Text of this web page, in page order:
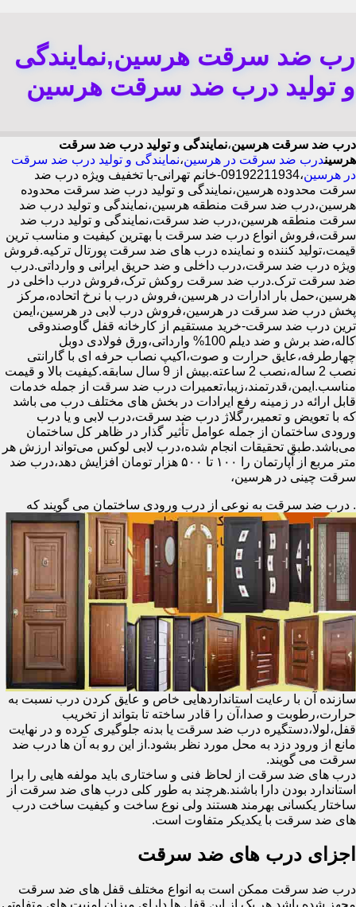
ضد سرقت هرسین,نمایندگی
و تولید درب ضد سرقت هرسین
درب ضد سرقت هرسین،نمایندگی و تولید درب ضد سرقت
هرسیندرب ضد سرقت در هرسین،نمایندگی و تولید درب ضد سرقت
در هرسین
،09192211934-خانم تهرانی-با تخفیف ویژه درب ضد
سرقت محدوده هرسین،نمایندگی و تولید درب ضد سرقت محدوده
هرسین،درب ضد سرقت منطقه هرسین،نمایندگی و تولید درب ضد
سرقت منطقه هرسین،درب ضد سرقت،نمایندگی و تولید درب ضد
سرقت،فروش انواع درب ضد سرقت با بهترین کیفیت و مناسب ترین
قیمت،تولید کننده و نماینده درب های ضد سرقت پورتال ترکیه.فروش
ویژه درب ضد سرقت،درب داخلی و ضد حریق ایرانی و وارداتی.درب
ضد سرقت ترک.درب ضد سرقت روکش ترک،فروش درب داخلی در
هرسین،حمل بار ادارات در هرسین،فروش درب با نرخ اتحاده،مرکز
پخش درب ضد سرقت در هرسین،فروش درب لابی در هرسین،ایمن
ترین درب ضد سرقت-خرید مستقیم از کارخانه قفل گاوصندوقی
کاله،ضد برش و ضد دیلم 100% وارداتی،ورق فولادی دوبل
چهارطرفه،عایق حرارت و صوت،اکیپ نصاب حرفه ای با گارانتی
نصب 2 ساله،نصب 2 ساعته.بیش از 9 سال سابقه.کیفیت بالا و قیمت
مناسب.ایمن،قدرتمند،زیبا،تعمیرات درب ضد سرقت از جمله خدمات
قابل ارائه در زمینه رفع ایرادات در بخش های مختلف درب می باشد
که با تعویض و تعمیر،رگلاژ درب ضد سرقت،درب لابی و یا درب
ورودی ساختمان از جمله عوامل تأثیر گذار در ظاهر کل ساختمان
می‌باشد.طبق تحقیقات انجام شده،درب لابی لوکس می‌تواند ارزش هر
متر مربع از آپارتمان را ۱۰۰ تا ۵۰۰ هزار تومان افزایش دهد،درب ضد
سرقت چینی در هرسین،
. درب ضد سرقت به نوعی از درب ورودی ساختمان می گویند که
سازنده آن با رعایت استانداردهایی خاص و عایق کردن درب نسبت به
حرارت،رطوبت و صدا،آن را قادر ساخته تا بتواند از تخریب
قفل،لولا،دستگیره درب ضد سرقت یا بدنه جلوگیری کرده و در نهایت
مانع از ورود دزد به محل مورد نظر بشود.از این رو به آن ها درب ضد
سرقت می گویند.
درب های ضد سرقت از لحاظ فنی و ساختاری باید مولفه هایی را برا
استاندارد بودن دارا باشند.هرچند به طور کلی درب های ضد سرقت از
ساختار یکسانی بهرمند هستند ولی نوع ساخت و کیفیت ساخت درب
های ضد سرقت با یکدیکر متفاوت است.
اجزای درب های ضد سرقت
درب ضد سرقت ممکن است به انواع مختلف قفل های ضد سرقت